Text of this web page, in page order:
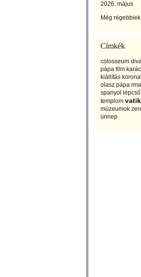
2026. május
Még régebbiek
Címkék
colosseum
pápa film
kiállítás
olasz pápa rma
spanyol lépcső
templom
múzeumok
ünnep